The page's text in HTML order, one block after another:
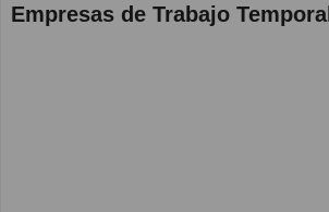
Empresas de Trabajo Temporal